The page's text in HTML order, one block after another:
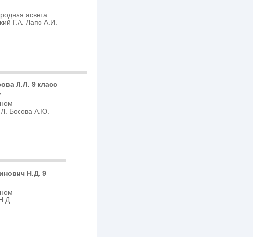
асвета
Г.А. Лапо А.И.
Л.Л. 9 класс
Босова А.Ю.
Н.Д. 9